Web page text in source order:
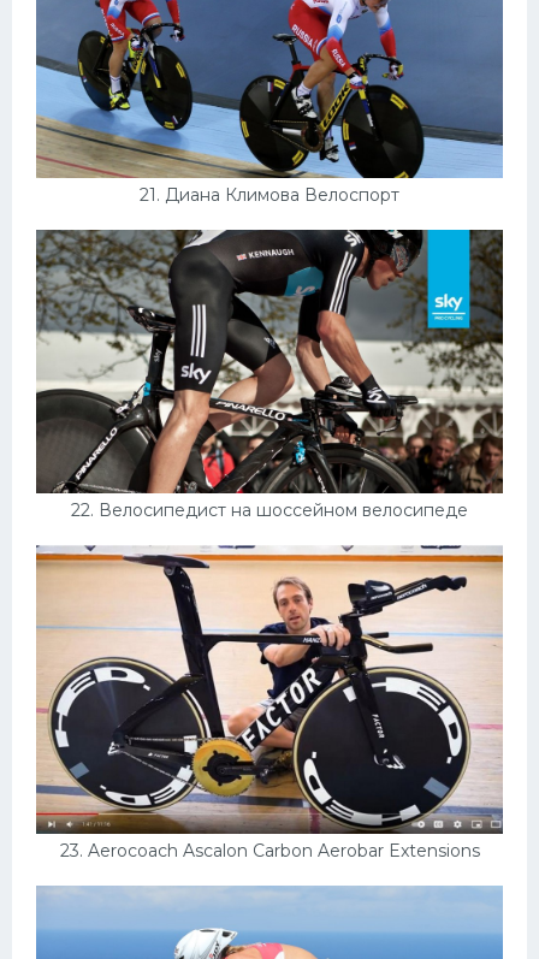
21. Диана Климова Велоспорт
22. Велосипедист на шоссейном велосипеде
23. Aerocoach Ascalon Carbon Aerobar Extensions